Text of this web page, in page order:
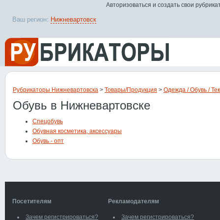
Рубрикаторы Нижневартовска > Товары/Продукция > Одежда / Обувь /
Обувь в Нижневартовске
Спецобувь
Обувная косметика, аксессуары
Обувь - опт
Посетителям
Зачем регистрироваться?
Рекламодателям
Зачем регистрироваться?
Ваш регион: Нижневартовск
Авторизоваться и создать свои